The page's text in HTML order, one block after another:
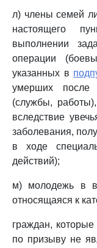
л) члены семей
настоящего
выполнении
операции
указанных в
умерших после
(службы,
вследствие
заболевания,
в ходе
действий);
м) молодежь в
относящаяся к
граждан,
по призыву не